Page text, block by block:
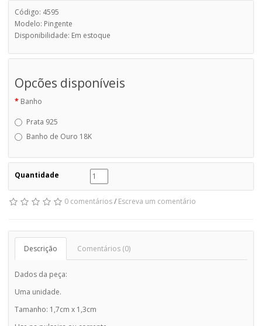
Código: 4595
Modelo: Pingente
Disponibilidade: Em estoque
Opcões disponíveis
Banho
Prata 925
Banho de Ouro 18K
Quantidade
0 comentários/ Escreva um comentário
Descrição Comentários (0)
Dados da peça:
Uma unidade.
Tamanho: 1,7cm x 1,3cm